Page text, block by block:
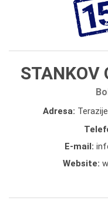
STANKOV
Adresa:
E-mail:
Website: